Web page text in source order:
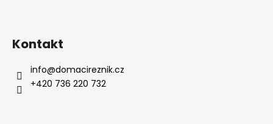
Kontakt
info@domacireznik.cz
+420 736 220 732